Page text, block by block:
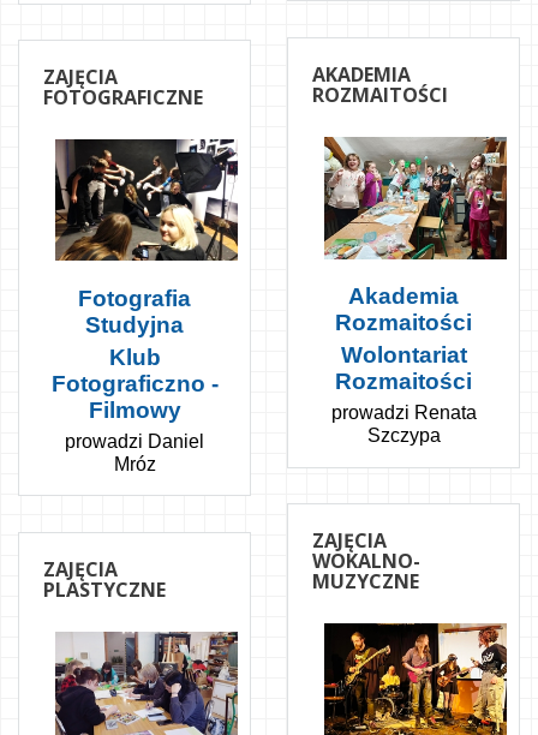
ZAJĘCIA
FOTOGRAFICZNE
Fotografia
Studyjna
Klub
Fotograficzno -
Filmowy
prowadzi Daniel
Mróz
ZAJĘCIA
PLASTYCZNE
AKADEMIA
ROZMAITOŚCI
Akademia
Rozmaitości
Wolontariat
Rozmaitości
prowadzi Renata
Szczypa
ZAJĘCIA
WOKALNO-
MUZYCZNE